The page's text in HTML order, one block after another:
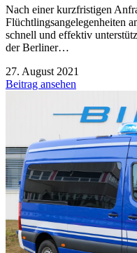
Nach einer kurzfristigen
Flüchtlingsangelegenheiten
schnell und effektiv
der Berliner…
27. August 2021
Beitrag ansehen